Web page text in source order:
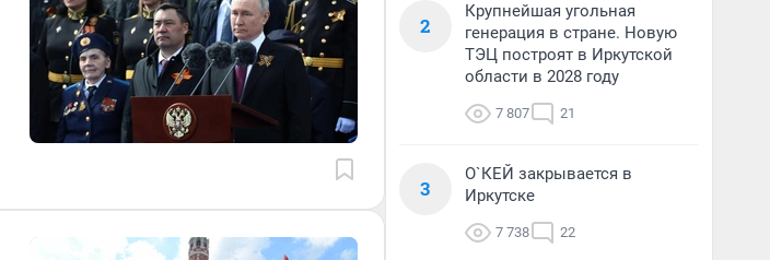
2
Крупнейшая угольная
генерация в стране. Новую
ТЭЦ построят в Иркутской
области в 2028 году
7 807 21
3
О`КЕЙ закрывается в
Иркутске
7 738 22